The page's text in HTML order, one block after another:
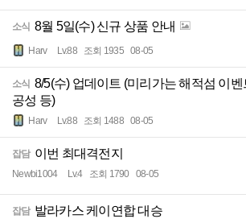
소식 8월 5일(수) 신규 상품 안내
Harv Lv.88 조회 1935 08-05
소식 8/5(수) 업데이트 (미리가는 해적섬 이벤
공성 등)
Harv Lv.88 조회 1488 08-05
잡담 이번 최대격전지
Newbi1004 Lv.4 조회 1790 08-05
잡담 발라카스 케이연합 대승